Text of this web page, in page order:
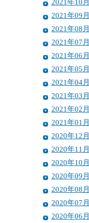
2021年10月
2021年09月
2021年08月
2021年07月
2021年06月
2021年05月
2021年04月
2021年03月
2021年02月
2021年01月
2020年12月
2020年11月
2020年10月
2020年09月
2020年08月
2020年07月
2020年06月